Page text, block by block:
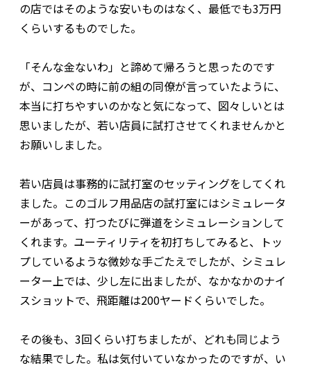
の店ではそのような安いものはなく、最低でも3万円
くらいするものでした。
「そんな金ないわ」と諦めて帰ろうと思ったのです
が、コンペの時に前の組の同僚が言っていたように、
本当に打ちやすいのかなと気になって、図々しいとは
思いましたが、若い店員に試打させてくれませんかと
お願いしました。
若い店員は事務的に試打室のセッティングをしてくれ
ました。このゴルフ用品店の試打室にはシミュレータ
ーがあって、打つたびに弾道をシミュレーションして
くれます。ユーティリティを初打ちしてみると、トッ
プしているような微妙な手ごたえでしたが、シミュレ
ーター上では、少し左に出ましたが、なかなかのナイ
スショットで、飛距離は200ヤードくらいでした。
その後も、3回くらい打ちましたが、どれも同じよう
な結果でした。私は気付いていなかったのですが、い